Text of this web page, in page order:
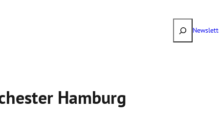
Suchen
Hamburg